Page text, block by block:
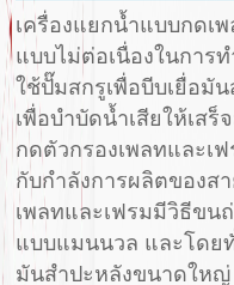
เครื่องแยกน้ำแบบกดเ
แบบไม่ต่อเนื่องในการ
ใช้ปั๊มสกรูเพื่อบีบเยื่อมั
เพื่อบำบัดน้ำเสียให้เส
กดตัวกรองเพลทและเ
กับกำลังการผลิตของส
เพลทและเฟรมมีวิธีขน
แบบแมนนวล และโดย
มันสำปะหลังขนาดใหญ่